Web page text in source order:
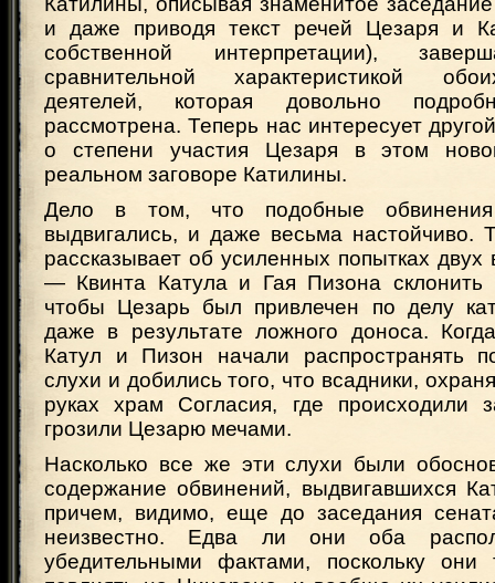
и даже приводя текст речей Цезаря и
собственной интерпретации),
сравнительной характеристикой
деятелей, которая довольно
рассмотрена. Теперь нас интересует
о степени участия Цезаря в этом
реальном заговоре Катилины.
Дело в том, что подобные
выдвигались, и даже весьма настойчиво.
рассказывает об усиленных попытках двух
— Квинта Катула и Гая Пизона склонить
чтобы Цезарь был привлечен по делу
даже в результате ложного доноса.
Катул и Пизон начали распространять
слухи и добились того, что всадники,
руках храм Согласия, где происходили
грозили Цезарю мечами.
Насколько все же эти слухи были
содержание обвинений, выдвигавшихся
причем, видимо, еще до заседания
неизвестно. Едва ли они оба
убедительными фактами, поскольку